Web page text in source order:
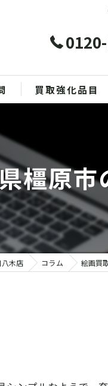
買取強化品目
ブランド品
貴金属
時計
金
橿原市
木店 コラム 絵画買